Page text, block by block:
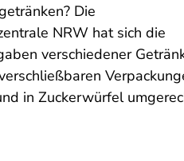
Die
NRW hat sich die
verschiedener
in Zuckerwürfel